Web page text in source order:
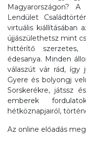
Magyarországon?
Lendület
virtuális kiállításában
újjászülethetsz mint
hittérítő szerzetes,
édesanya. Minden
válaszút vár rád, így
Gyere és bolyongj
Sorskerékre, játssz
emberek
hétköznapjairól,
Az online előadás